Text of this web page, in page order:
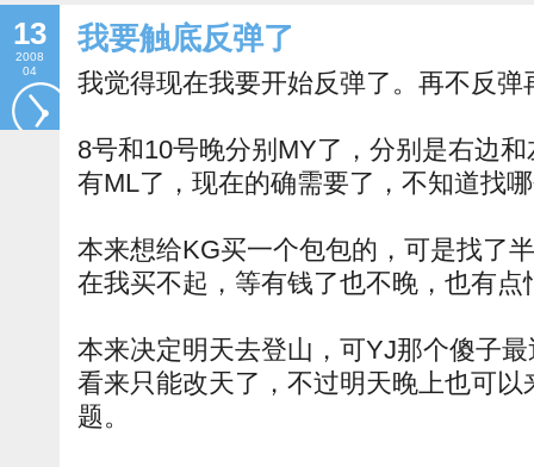
13
2008
04
我要触底反弹了
我觉得现在我要开始反弹了。再不反弹
8号和10号晚分别MY了，分别是右边
有ML了，现在的确需要了，不知道找
本来想给KG买一个包包的，可是找了
在我买不起，等有钱了也不晚，也有点
本来决定明天去登山，可YJ那个傻子
看来只能改天了，不过明天晚上也可
题。